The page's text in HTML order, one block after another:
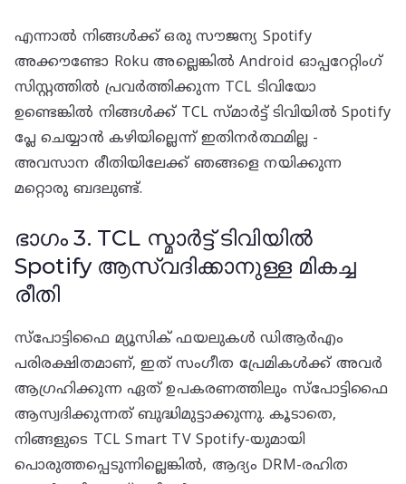
എന്നാൽ നിങ്ങൾക്ക് ഒരു സൗജന്യ Spotify
അക്കൗണ്ടോ Roku അല്ലെങ്കിൽ Android ഓപ്പറേറ്റിംഗ്
സിസ്റ്റത്തിൽ പ്രവർത്തിക്കുന്ന TCL ടിവിയോ
ഉണ്ടെങ്കിൽ നിങ്ങൾക്ക് TCL സ്മാർട്ട് ടിവിയിൽ Spotify
പ്ലേ ചെയ്യാൻ കഴിയില്ലെന്ന് ഇതിനർത്ഥമില്ല -
അവസാന രീതിയിലേക്ക് ഞങ്ങളെ നയിക്കുന്ന
മറ്റൊരു ബദലുണ്ട്.
ഭാഗം 3. TCL സ്മാർട്ട് ടിവിയിൽ
Spotify ആസ്വദിക്കാനുള്ള മികച്ച
രീതി
സ്‌പോട്ടിഫൈ മ്യൂസിക് ഫയലുകൾ ഡിആർഎം
പരിരക്ഷിതമാണ്, ഇത് സംഗീത പ്രേമികൾക്ക് അവർ
ആഗ്രഹിക്കുന്ന ഏത് ഉപകരണത്തിലും സ്‌പോട്ടിഫൈ
ആസ്വദിക്കുന്നത് ബുദ്ധിമുട്ടാക്കുന്നു. കൂടാതെ,
നിങ്ങളുടെ TCL Smart TV Spotify-യുമായി
പൊരുത്തപ്പെടുന്നില്ലെങ്കിൽ, ആദ്യം DRM-രഹിത